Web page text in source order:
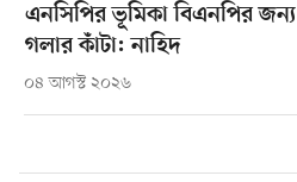
এনসিপির ভূমিকা বিএনপির জন্য
গলার কাঁটা: নাহিদ
০৪ আগস্ট ২০২৬